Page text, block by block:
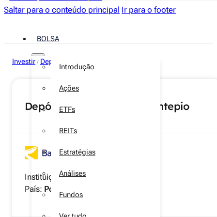
Saltar para o conteúdo principal Ir para o footer
BOLSA
Introdução
Ações
ETFs
REITs
Estratégias
Análises
Fundos
Investir / Depósitos a prazo
Depósito TOP 12 Meses Montepio
Instituição:Banco Montepio
País: Portugal